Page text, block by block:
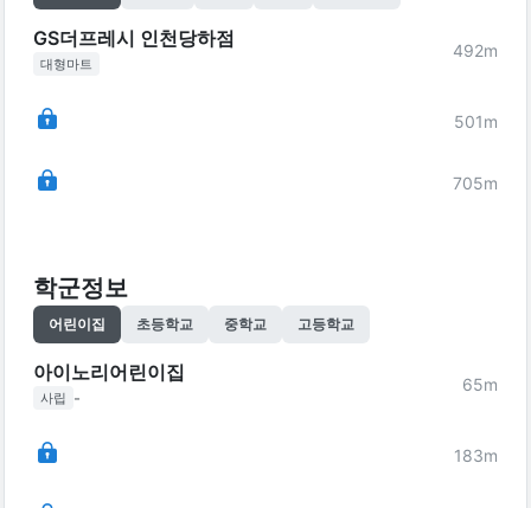
GS더프레시 인천당하점
대형마트
492m
501m
705m
학군정보
어린이집 초등학교 중학교 고등학교
아이노리어린이집
사립 -
65m
183m